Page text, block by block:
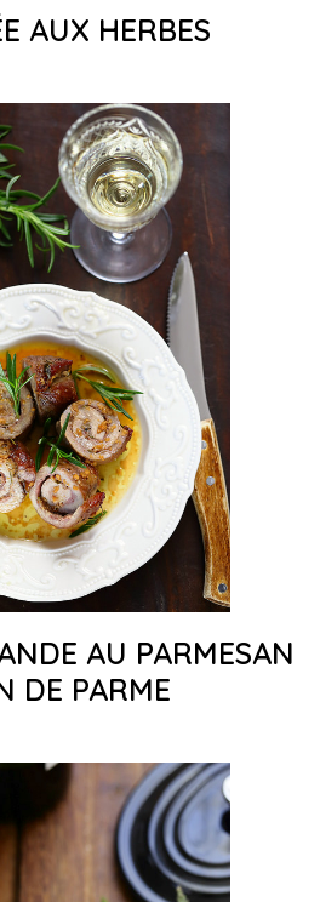
AUX HERBES
AU PARMESAN
DE PARME